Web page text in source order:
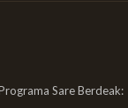
Sare Berdeak: